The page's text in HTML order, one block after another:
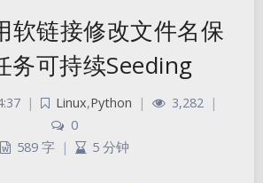
软链接修改文件名保
务可持续Seeding
| Linux,Python | 3,282 |
0
589 字 | 5 分钟